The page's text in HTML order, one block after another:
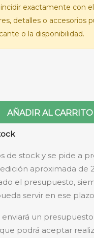
exactamente con
detalles o accesorios
o la disponibilidad.
AÑADIR AL CARRITO
de stock y se pide a
aproximada de
el presupuesto,
servir en ese
un presupuesto
podrá aceptar